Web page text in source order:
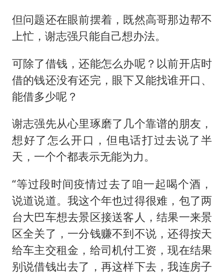
但问题还在眼前摆着，既然高哥那边帮不
上忙，谢志强只能自己想办法。
可除了借钱，还能怎么办呢？以前开店时
借的钱还没有还完，眼下又能找谁开口、
能借多少呢？
谢志强先从心里琢磨了几个靠谱的朋友，
想好了怎么开口，但电话打过去说了半
天，一个个都表示无能为力。
“等过段时间疫情过去了咱一起喝个酒，
说道说道。我这个年也过得很难，包了两
台大巴车想去景区接送客人，结果一来景
区全关了，一分钱赚不到不说，还得按天
给车主交租金，给司机付工资，现在结果
别说借钱出去了，再这样下去，我连房子